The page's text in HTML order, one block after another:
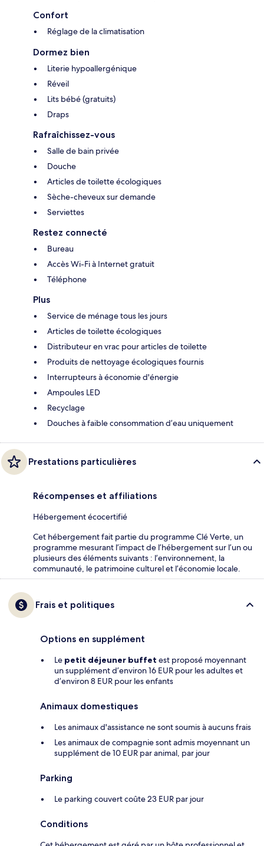
Confort
Réglage de la climatisation
Dormez bien
Literie hypoallergénique
Réveil
Lits bébé (gratuits)
Draps
Rafraîchissez-vous
Salle de bain privée
Douche
Articles de toilette écologiques
Sèche-cheveux sur demande
Serviettes
Restez connecté
Bureau
Accès Wi-Fi à Internet gratuit
Téléphone
Plus
Service de ménage tous les jours
Articles de toilette écologiques
Distributeur en vrac pour articles de toilette
Produits de nettoyage écologiques fournis
Interrupteurs à économie d'énergie
Ampoules LED
Recyclage
Douches à faible consommation d’eau uniquement
Prestations particulières
Récompenses et affiliations
Hébergement écocertifié
Cet hébergement fait partie du programme Clé Verte, un
programme mesurant l’impact de l’hébergement sur l’un ou
plusieurs des éléments suivants : l’environnement, la
communauté, le patrimoine culturel et l’économie locale.
Frais et politiques
Options en supplément
Le petit déjeuner buffet est proposé moyennant
un supplément d’environ 16 EUR pour les adultes et
d’environ 8 EUR pour les enfants
Animaux domestiques
Les animaux d'assistance ne sont soumis à aucuns frais
Les animaux de compagnie sont admis moyennant un
supplément de 10 EUR par animal, par jour
Parking
Le parking couvert coûte 23 EUR par jour
Conditions